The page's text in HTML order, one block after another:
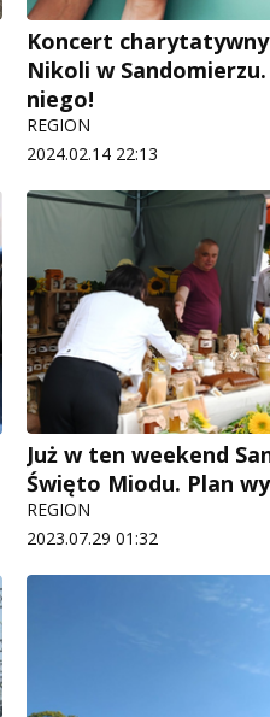
Koncert
Nikoli w Sandomierzu.
niego!
REGION
2024.02.14 22:13
Już w ten weekend
Święto Miodu. Plan
REGION
2023.07.29 01:32